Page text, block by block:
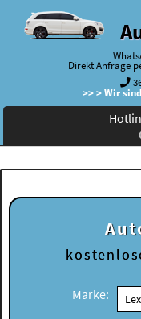
Direkt Anfrage
>> > Wir
Marke: